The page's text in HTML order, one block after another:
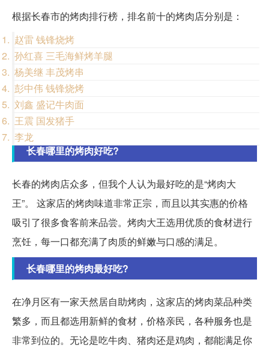
根据长春市的烤肉排行榜，排名前十的烤肉店分别是：
赵雷 钱锋烧烤
孙红喜 三毛海鲜烤羊腿
杨美继 丰茂烤串
彭中伟 钱锋烧烤
刘鑫 盛记牛肉面
王震 国发猪手
李龙
长春哪里的烤肉好吃?
长春的烤肉店众多，但我个人认为最好吃的是“烤肉大
王”。 这家店的烤肉味道非常正宗，而且以其实惠的价格
吸引了很多食客前来品尝。烤肉大王选用优质的食材进行
烹饪，每一口都充满了肉质的鲜嫩与口感的满足。
长春哪里的烤肉最好吃?
在净月区有一家天然居自助烤肉，这家店的烤肉菜品种类
繁多，而且都选用新鲜的食材，价格亲民，各种服务也是
非常到位的。无论是吃牛肉、猪肉还是鸡肉，都能满足你